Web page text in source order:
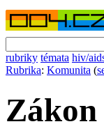
rubriky témata hiv/
Rubrika: Komunita (